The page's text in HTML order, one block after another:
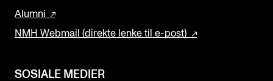
Alumni
NMH Webmail (direkte lenke til e-post)
SOSIALE MEDIER